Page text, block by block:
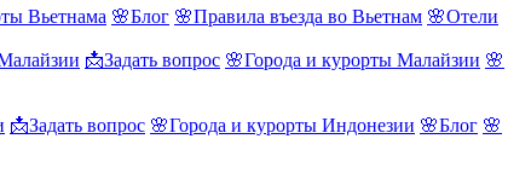
Вьетнама 🌸Блог 🌸Правила въезда во Вьетнам 🌸Отели
📩Задать вопрос 🌸Города и курорты Малайзии 🌸
📩Задать вопрос 🌸Города и курорты Индонезии 🌸Блог 🌸